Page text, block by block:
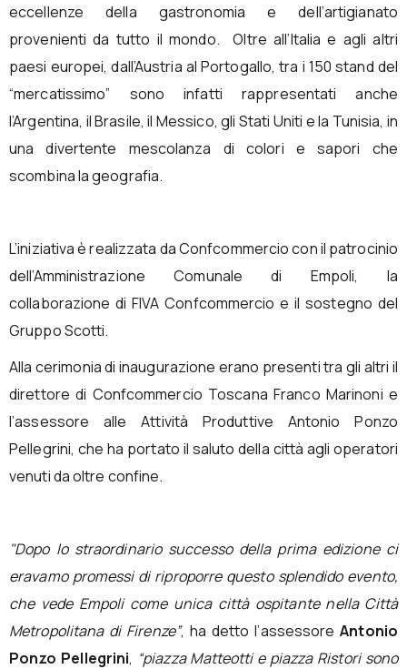
eccellenze della gastronomia e dell’artigianato
provenienti da tutto il mondo. Oltre all’Italia e agli altri
paesi europei, dall’Austria al Portogallo, tra i 150 stand del
“mercatissimo” sono infatti rappresentati anche
l’Argentina, il Brasile, il Messico, gli Stati Uniti e la Tunisia, in
una divertente mescolanza di colori e sapori che
scombina la geografia.
L’iniziativa è realizzata da Confcommercio con il patrocinio
dell’Amministrazione Comunale di Empoli, la
collaborazione di FIVA Confcommercio e il sostegno del
Gruppo Scotti.
Alla cerimonia di inaugurazione erano presenti tra gli altri il
direttore di Confcommercio Toscana Franco Marinoni e
l’assessore alle Attività Produttive Antonio Ponzo
Pellegrini, che ha portato il saluto della città agli operatori
venuti da oltre confine.
"Dopo lo straordinario successo della prima edizione ci
eravamo promessi di riproporre questo splendido evento,
che vede Empoli come unica città ospitante nella Città
Metropolitana di Firenze”, ha detto l’assessoreAntonio
Ponzo Pellegrini, “piazza Matteotti e piazza Ristori sono